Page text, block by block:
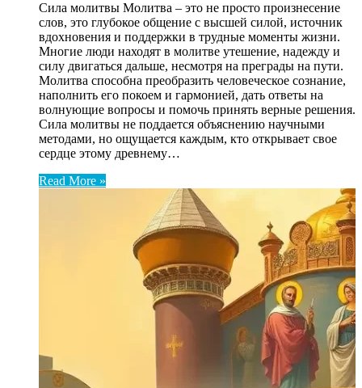
Сила молитвы Молитва – это не просто произнесение
слов, это глубокое общение с высшей силой, источник
вдохновения и поддержки в трудные моменты жизни.
Многие люди находят в молитве утешение, надежду и
силу двигаться дальше, несмотря на преграды на пути.
Молитва способна преобразить человеческое сознание,
наполнить его покоем и гармонией, дать ответы на
волнующие вопросы и помочь принять верные решения.
Сила молитвы не поддается объяснению научными
методами, но ощущается каждым, кто открывает свое
сердце этому древнему…
Read More »